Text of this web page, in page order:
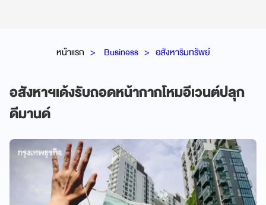
หน้าแรก Business อสังหาริมทรัพย์
อสังหาฯเด้งรับถอดหน้ากากโหมอีเวนต์ปลุก
ดีมานด์